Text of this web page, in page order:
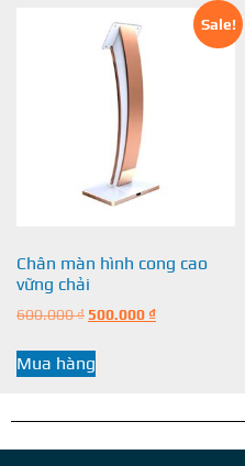
Sale!
Chân màn hình cong cao
vững chải
600.000₫ 500.000 ₫
Mua hàng